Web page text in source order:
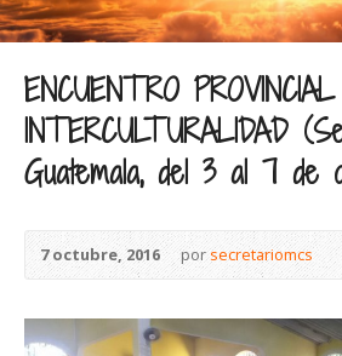
ENCUENTRO
INTERCULTURALIDAD
Guatemala, del 3 al 7 de
7 octubre, 2016 porsecretariomcs